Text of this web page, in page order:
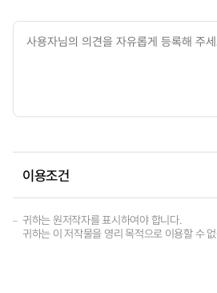
이용조건
귀하는 원저작자를 표시하여야 합니다.
귀하는 이 저작물을 영리 목적으로 이용할 수